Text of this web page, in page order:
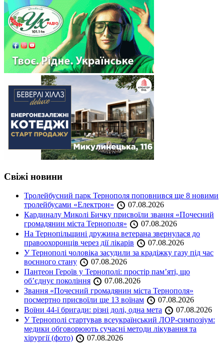
Свіжі новини
Тролейбусний парк Тернополя поповнився ще 8 новими
тролейбусами «Електрон»
07.08.2026
Кардиналу Миколі Бичку присвоїли звання «Почесний
громадянин міста Тернополя»
07.08.2026
На Тернопільщині дружина ветерана звернулася до
правоохоронців через дії лікарів
07.08.2026
У Тернополі чоловіка засудили за крадіжку газу під час
воєнного стану
07.08.2026
Пантеон Героїв у Тернополі: простір пам’яті, що
об’єднує покоління
07.08.2026
Звання «Почесний громадянин міста Тернополя»
посмертно присвоїли ще 13 воїнам
07.08.2026
Воїни 44-ї бригади: різні долі, одна мета
07.08.2026
У Тернополі стартував всеукраїнський ЛОР-симпозіум:
медики обговорюють сучасні методи лікування та
хірургії (фото)
07.08.2026